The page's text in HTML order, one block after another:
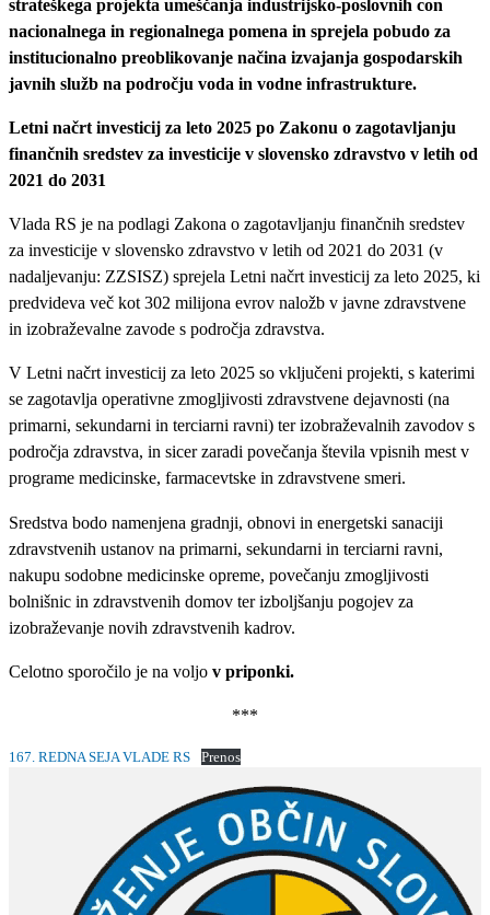
strateškega projekta umeščanja industrijsko-poslovnih con
nacionalnega in regionalnega pomena in sprejela pobudo za
institucionalno preoblikovanje načina izvajanja gospodarskih
javnih služb na področju voda in vodne infrastrukture.
Letni načrt investicij za leto 2025 po Zakonu o zagotavljanju
finančnih sredstev za investicije v slovensko zdravstvo v letih od
2021 do 2031
Vlada RS je na podlagi Zakona o zagotavljanju finančnih sredstev
za investicije v slovensko zdravstvo v letih od 2021 do 2031 (v
nadaljevanju: ZZSISZ) sprejela Letni načrt investicij za leto 2025, ki
predvideva več kot 302 milijona evrov naložb v javne zdravstvene
in izobraževalne zavode s področja zdravstva.
V Letni načrt investicij za leto 2025 so vključeni projekti, s katerimi
se zagotavlja operativne zmogljivosti zdravstvene dejavnosti (na
primarni, sekundarni in terciarni ravni) ter izobraževalnih zavodov s
področja zdravstva, in sicer zaradi povečanja števila vpisnih mest v
programe medicinske, farmacevtske in zdravstvene smeri.
Sredstva bodo namenjena gradnji, obnovi in energetski sanaciji
zdravstvenih ustanov na primarni, sekundarni in terciarni ravni,
nakupu sodobne medicinske opreme, povečanju zmogljivosti
bolnišnic in zdravstvenih domov ter izboljšanju pogojev za
izobraževanje novih zdravstvenih kadrov.
Celotno sporočilo je na voljo v priponki.
***
167. REDNA SEJA VLADE RS Prenos